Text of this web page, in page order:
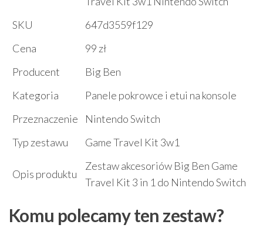
SKU
647d3559f129
Cena
99 zł
Producent
Big Ben
Kategoria
Panele pokrowce i etui na konsole
Przeznaczenie
Nintendo Switch
Typ zestawu
Game Travel Kit 3w1
Opis produktu
Zestaw akcesoriów Big Ben Game
Travel Kit 3 in 1 do Nintendo Switch
Komu polecamy ten zestaw?